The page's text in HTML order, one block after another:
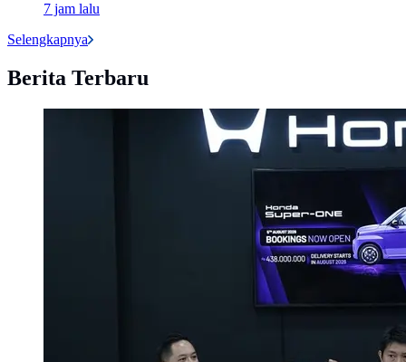
7 jam lalu
Selengkapnya
Berita Terbaru